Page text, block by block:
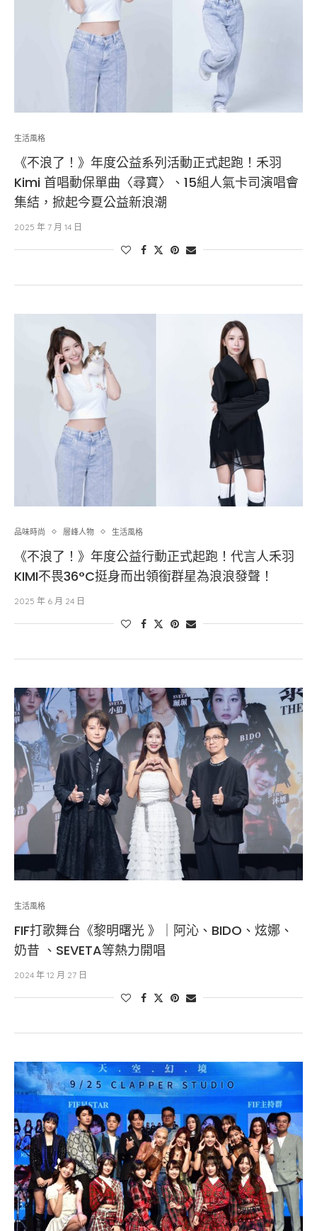
生活風格
《不浪了！》年度公益系列活動正式起跑！禾羽
Kimi 首唱動保單曲〈尋寶〉、15組人氣卡司演唱會
集結，掀起今夏公益新浪潮
2025 年 7 月 14 日
品味時尚 層峰⼈物 生活風格
《不浪了！》年度公益行動正式起跑！代言人禾羽
KIMI不畏36°C挺身而出領銜群星為浪浪發聲！
2025 年 6 月 24 日
生活風格
FIF打歌舞台《黎明曙光 》｜阿沁、BIDO、炫娜、
奶昔 、SEVETA等熱力開唱
2024 年 12 月 27 日